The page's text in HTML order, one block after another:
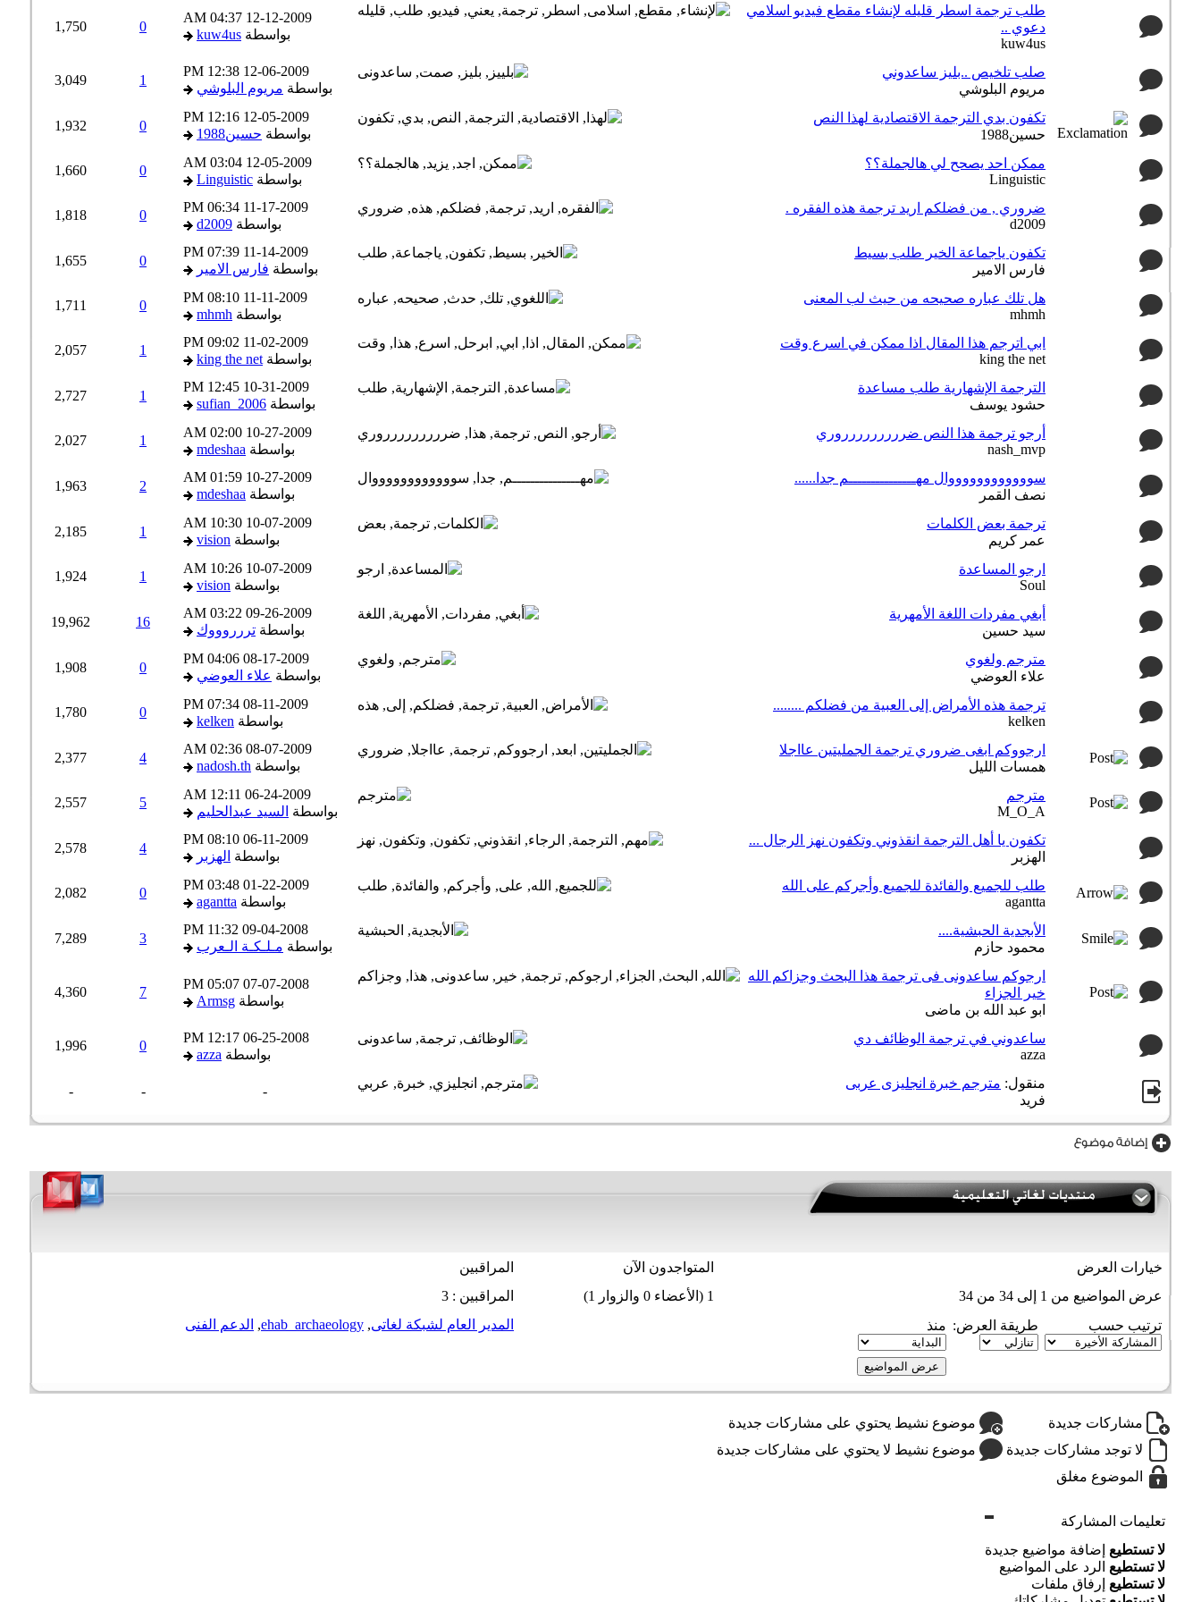
طلب ترجمة اسطر قليله لإنشاء مقطع فيديو اسلامي
دعوي ..
kuw4us
12-12-2009
04:37 AM
بواسطة kuw4us
0
1,750
صلب تلخيص ..بليز ساعدوني
مريوم البلوشي
12-06-2009
12:38 PM
بواسطة مريوم البلوشي
1
3,049
تكفون بدي الترجمة الاقتصادية لهذا النص
حسين1988
12-05-2009
12:16 PM
بواسطة حسين1988
0
1,932
ممكن احد يصحح لي هالجملة؟؟
Linguistic
12-05-2009
03:04 AM
بواسطة Linguistic
0
1,660
ضروري , من فضلكم اريد ترجمة هذه الفقره .
d2009
11-17-2009
06:34 PM
بواسطة d2009
0
1,818
تكفون ياجماعة الخير طلب بسيط
فارس الامير
11-14-2009
07:39 PM
بواسطة فارس الامير
0
1,655
هل تلك عباره صحيحه من حيث لب المعنى
mhmh
11-11-2009
08:10 PM
بواسطة mhmh
0
1,711
ابي اترجم هذا المقال اذا ممكن في اسرع وقت
king the net
11-02-2009
09:02 PM
بواسطة king the net
1
2,057
الترجمة الإشهارية طلب مساعدة
حشود يوسف
10-31-2009
12:45 PM
بواسطة sufian_2006
1
2,727
أرجو ترجمة هذا النص ضررررررررروري
nash_mvp
10-27-2009
02:00 AM
بواسطة mdeshaa
1
2,027
سووووووووووووال مهـــــــــــــــم جدا......
نصف القمر
10-27-2009
01:59 AM
بواسطة mdeshaa
2
1,963
ترجمة بعض الكلمات
عمر كريم
10-07-2009
10:30 AM
بواسطة vision
1
2,185
ارجو المساعدة
Soul
10-07-2009
10:26 AM
بواسطة vision
1
1,924
أبغي مفردات اللغة الأمهرية
سيد حسين
09-26-2009
03:22 AM
بواسطة تررروووك
16
19,962
مترجم ولغوي
علاء العوضي
08-17-2009
04:06 PM
بواسطة علاء العوضي
0
1,908
ترجمة هذه الأمراض إلى العبية من فضلكم ........
kelken
08-11-2009
07:34 PM
بواسطة kelken
0
1,780
ارجووكم ابغى ضروري ترجمة الجمليتين عااجلا
همسات الليل
08-07-2009
02:36 AM
بواسطة nadosh.th
4
2,377
مترجم
M_O_A
06-24-2009
12:11 AM
بواسطة السيد عبدالحليم
5
2,557
تكفون يا أهل الترجمة انقذوني وتكفون نهز الرجال ...
الهزبر
06-11-2009
08:10 PM
بواسطة الهزبر
4
2,578
طلب للجميع والفائدة للجميع وأجركم على الله
agantta
01-22-2009
03:48 PM
بواسطة agantta
0
2,082
الأبجدية الحبشية....
محمود حازم
09-04-2008
11:32 PM
بواسطة مـلـكـة الـعرب
3
7,289
ارجوكم ساعدونى فى ترجمة هذا البحث وجزاكم الله
خير الجزاء
ابو عبد الله بن ماضى
07-07-2008
05:07 PM
بواسطة Armsg
7
4,360
ساعدوني في ترجمة الوظائف دي
azza
06-25-2008
12:17 PM
بواسطة azza
0
1,996
منقول: مترجم خبرة انجليزى عربى
فريد
-
-
-
خيارات العرض المتواجدون الآن
المراقبين
عرض المواضيع من 1 إلى 34 من 34
1 (الأعضاء 0 والزوار 1)
المراقبين : 3
ترتيب حسب
طريقة العرض: منذ المدير العام لشبكة لغاتى,
ehab_archaeology
, الدعم الفنى
مشاركات جديدة
موضوع نشيط يحتوي على مشاركات جديدة
لا توجد مشاركات جديدة
موضوع نشيط لا يحتوي على مشاركات جديدة
الموضوع مغلق
تعليمات المشاركة
لا تستطيع إضافة مواضيع جديدة
لا تستطيع الرد على المواضيع
لا تستطيع إرفاق ملفات